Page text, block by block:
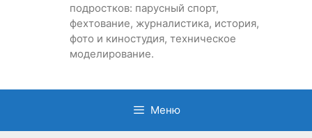
подростков: парусный спорт,
фехтование, журналистика, история,
фото и киностудия, техническое
моделирование.
Меню